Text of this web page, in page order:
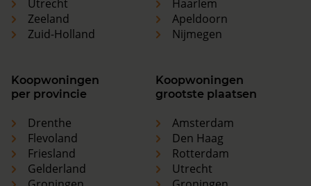
Utrecht
Zeeland
Zuid-Holland
Haarlem
Apeldoorn
Nijmegen
Koopwoningen
per provincie
Drenthe
Flevoland
Friesland
Gelderland
Koopwoningen
grootste plaatsen
Amsterdam
Den Haag
Rotterdam
Utrecht